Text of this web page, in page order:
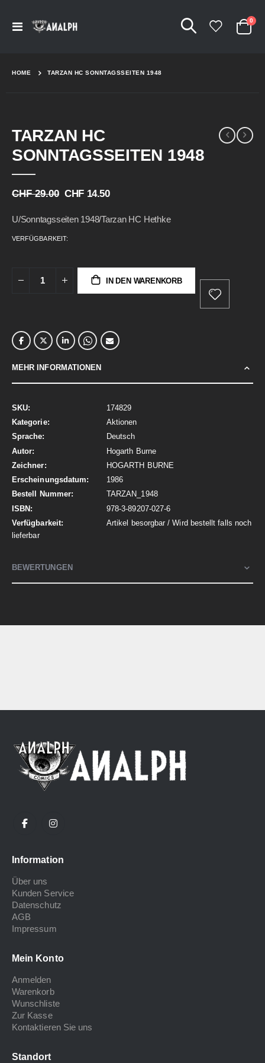
Navigation
Cart
0
HOME TARZAN HC SONNTAGSSEITEN 1948
TARZAN HC
SONNTAGSSEITEN 1948
CHF 29.00 CHF 14.50
U/Sonntagsseiten 1948/Tarzan HC Hethke
VERFÜGBARKEIT:
IN DEN WARENKORB
MEHR INFORMATIONEN
Mehr
Informationen
174829
Aktionen
Deutsch
Hogarth Burne
HOGARTH BURNE
1986
TARZAN_1948
978-3-89207-027-6
Artikel besorgbar / Wird bestellt falls noch
lieferbar
BEWERTUNGEN
to
the
end
images
to
the
beginning
images
Information
Über uns
Kunden Service
Datenschutz
AGB
Impressum
Mein Konto
Anmelden
Warenkorb
Wunschliste
Zur Kasse
Kontaktieren Sie uns
Standort